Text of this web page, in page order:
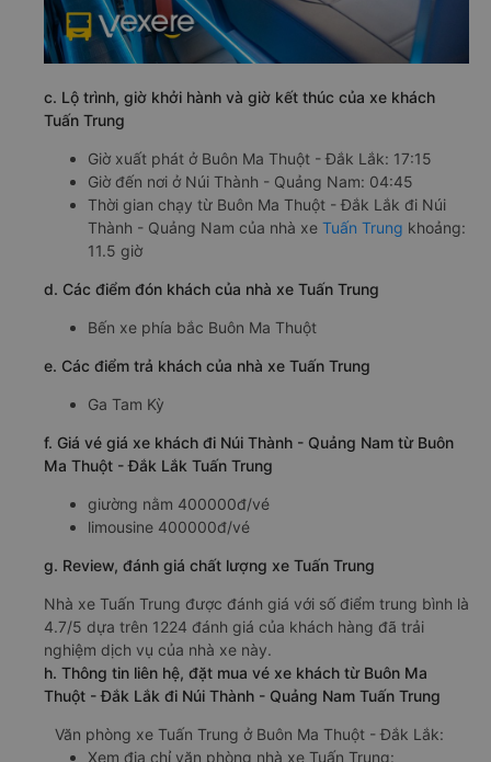
c. Lộ trình, giờ khởi hành và giờ kết thúc của xe khách
Tuấn Trung
Giờ xuất phát ở Buôn Ma Thuột - Đắk Lắk: 17:15
Giờ đến nơi ở Núi Thành - Quảng Nam: 04:45
Thời gian chạy từ Buôn Ma Thuột - Đắk Lắk đi Núi
11.5 giờ
d. Các điểm đón khách của nhà xe Tuấn Trung
Bến xe phía bắc Buôn Ma Thuột
e. Các điểm trả khách của nhà xe Tuấn Trung
f. Giá vé giá xe khách đi Núi Thành - Quảng Nam từ Buôn
limousine 400000đ/vé
g. Review, đánh giá chất lượng xe Tuấn Trung
Nhà xe Tuấn Trung được đánh giá với số điểm trung bình là
4.7/5 dựa trên 1224 đánh giá của khách hàng đã trải
nghiệm dịch vụ của nhà xe này.
h. Thông tin liên hệ, đặt mua vé xe khách từ Buôn Ma